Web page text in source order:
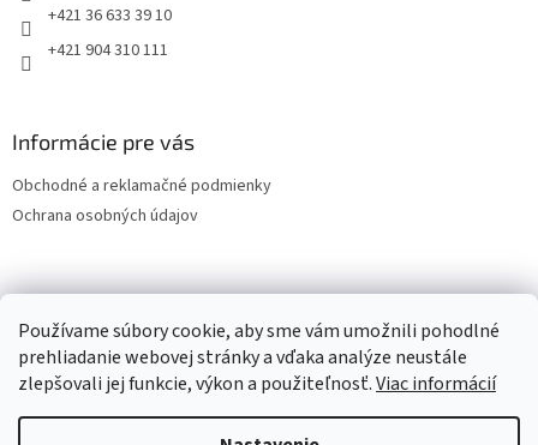
Používame súbory cookie, aby sme vám umožnili pohodlné
prehliadanie webovej stránky a vďaka analýze neustále
zlepšovali jej funkcie, výkon a použiteľnosť.Viac informácií
+421 36 633 39 10
+421 904 310 111
Informácie pre vás
Obchodné a reklamačné podmienky
Ochrana osobných údajov